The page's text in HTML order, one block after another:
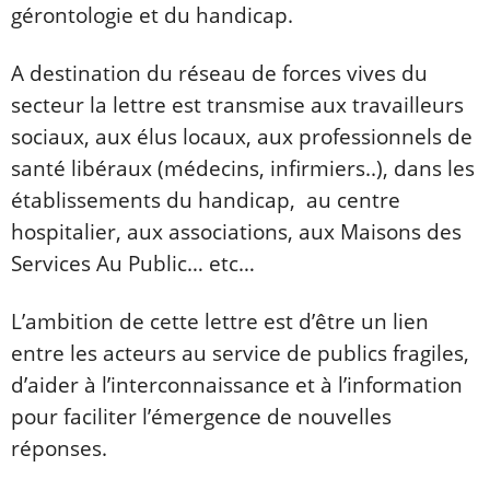
gérontologie et du handicap.
A destination du réseau de forces vives du
secteur la lettre est transmise aux travailleurs
sociaux, aux élus locaux, aux professionnels de
santé libéraux (médecins, infirmiers..), dans les
établissements du handicap, au centre
hospitalier, aux associations, aux Maisons des
Services Au Public… etc…
L’ambition de cette lettre est d’être un lien
entre les acteurs au service de publics fragiles,
d’aider à l’interconnaissance et à l’information
pour faciliter l’émergence de nouvelles
réponses.